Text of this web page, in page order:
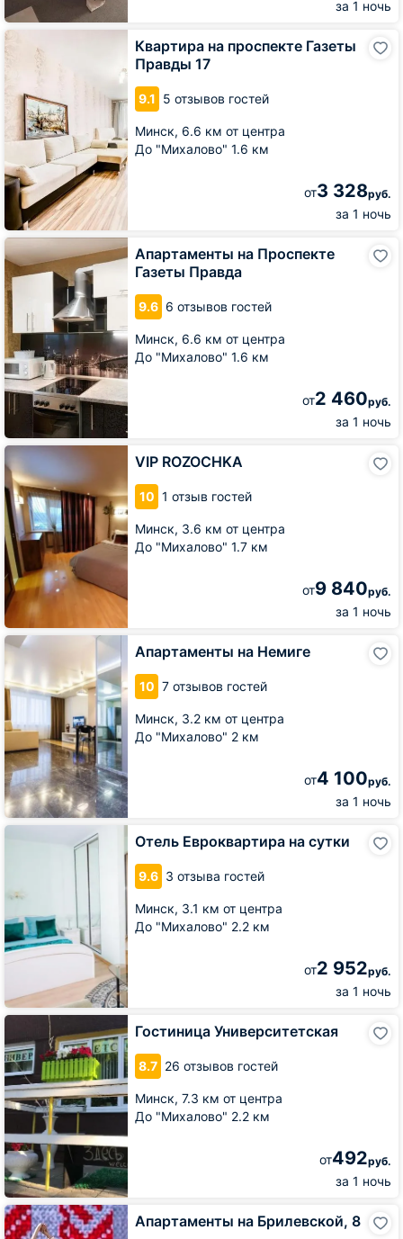
за 1 ночь
Квартира на проспекте Газеты
Правды 17
9.1 5 отзывов гостей
Минск, 6.6 км от центра
До "Михалово" 1.6 км
от3 328руб.
за 1 ночь
Квартира
на
проспекте
Правды
17
Апартаменты на Проспекте
Газеты Правда
9.6 6 отзывов гостей
Минск, 6.6 км от центра
До "Михалово" 1.6 км
от2 460руб.
за 1 ночь
Апартаменты
на
Проспекте
Газеты
Правда
VIP ROZOCHKA
10 1 отзыв гостей
Минск, 3.6 км от центра
До "Михалово" 1.7 км
от9 840руб.
за 1 ночь
VIP
ROZOCHKA
Апартаменты на Немиге
10 7 отзывов гостей
Минск, 3.2 км от центра
До "Михалово" 2 км
от4 100руб.
за 1 ночь
Апартаменты
Немиге
Отель Евроквартира на сутки
9.6 3 отзыва гостей
Минск, 3.1 км от центра
До "Михалово" 2.2 км
от2 952руб.
за 1 ночь
Отель
Евроквартира
Гостиница Университетская
8.7 26 отзывов гостей
Минск, 7.3 км от центра
До "Михалово" 2.2 км
от492руб.
за 1 ночь
Гостиница
Университетская
Апартаменты на Брилевской, 8
Апартаменты
на